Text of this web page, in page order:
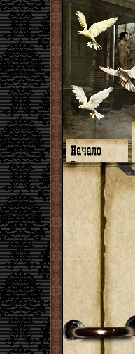
Главная
Программа
Форум
Facebook
Гостевая